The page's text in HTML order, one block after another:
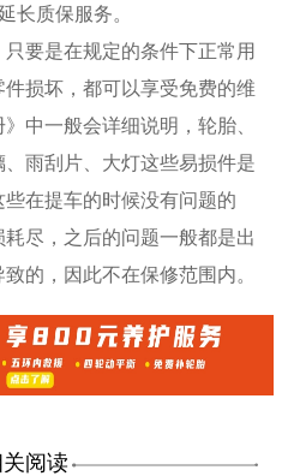
长质保服务。
要是在规定的条件下正常用
损坏，都可以享受免费的维
中一般会详细说明，轮胎、
雨刮片、大灯这些易损件是
在提车的时候没有问题的
尽，之后的问题一般都是出
的，因此不在保修范围内。
阅读